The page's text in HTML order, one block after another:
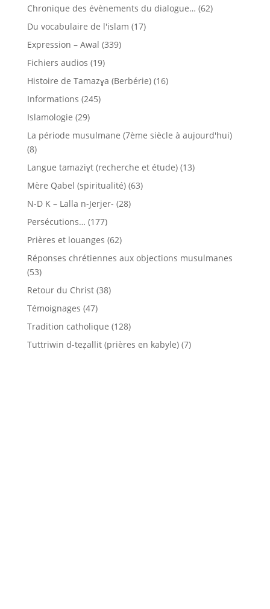
Chronique des évènements du dialogue… (62)
Du vocabulaire de l'islam (17)
Expression – Awal (339)
Fichiers audios (19)
Histoire de Tamazɣa (Berbérie)(16)
Informations (245)
Islamologie (29)
La période musulmane (7ème siècle à aujourd'hui)
(8)
Langue tamaziɣt (recherche et étude)(13)
Mère Qabel (spiritualité)(63)
N-D K – Lalla n-Jerjer- (28)
Persécutions… (177)
Prières et louanges (62)
Réponses chrétiennes aux objections musulmanes
(53)
Retour du Christ(38)
Témoignages (47)
Tradition catholique (128)
Tuttriwin d-teẓallit (prières en kabyle)(7)